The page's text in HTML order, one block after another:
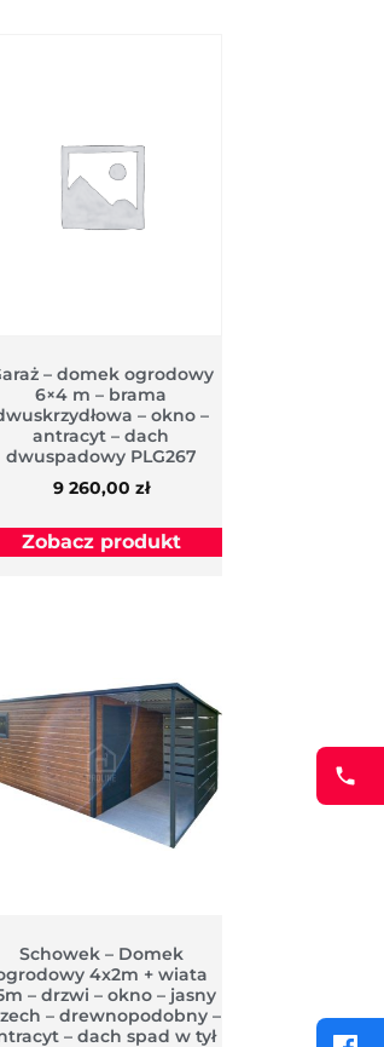
– domek ogrodowy
6×4 m – brama
– okno –
antracyt – dach
dwuspadowy PLG267
9 260,00 zł
Zobacz produkt
Schowek – Domek
4x2m + wiata
– drzwi – okno – jasny
– drewnopodobny –
– dach spad w tył